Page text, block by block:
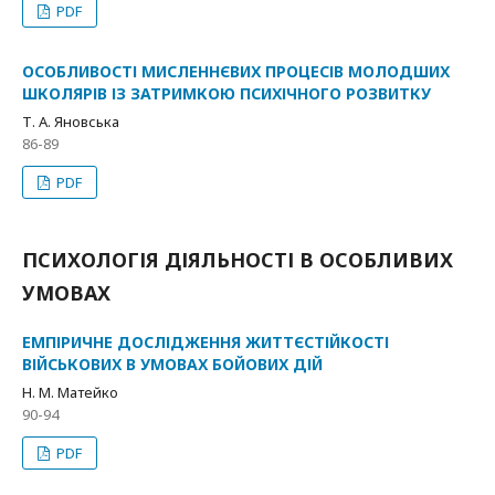
PDF
ОСОБЛИВОСТІ МИСЛЕННЄВИХ ПРОЦЕСІВ МОЛОДШИХ
ШКОЛЯРІВ ІЗ ЗАТРИМКОЮ ПСИХІЧНОГО РОЗВИТКУ
Т. А. Яновська
86-89
PDF
ПСИХОЛОГІЯ ДІЯЛЬНОСТІ В ОСОБЛИВИХ
УМОВАХ
ЕМПІРИЧНЕ ДОСЛІДЖЕННЯ ЖИТТЄСТІЙКОСТІ
ВІЙСЬКОВИХ В УМОВАХ БОЙОВИХ ДІЙ
Н. М. Матейко
90-94
PDF